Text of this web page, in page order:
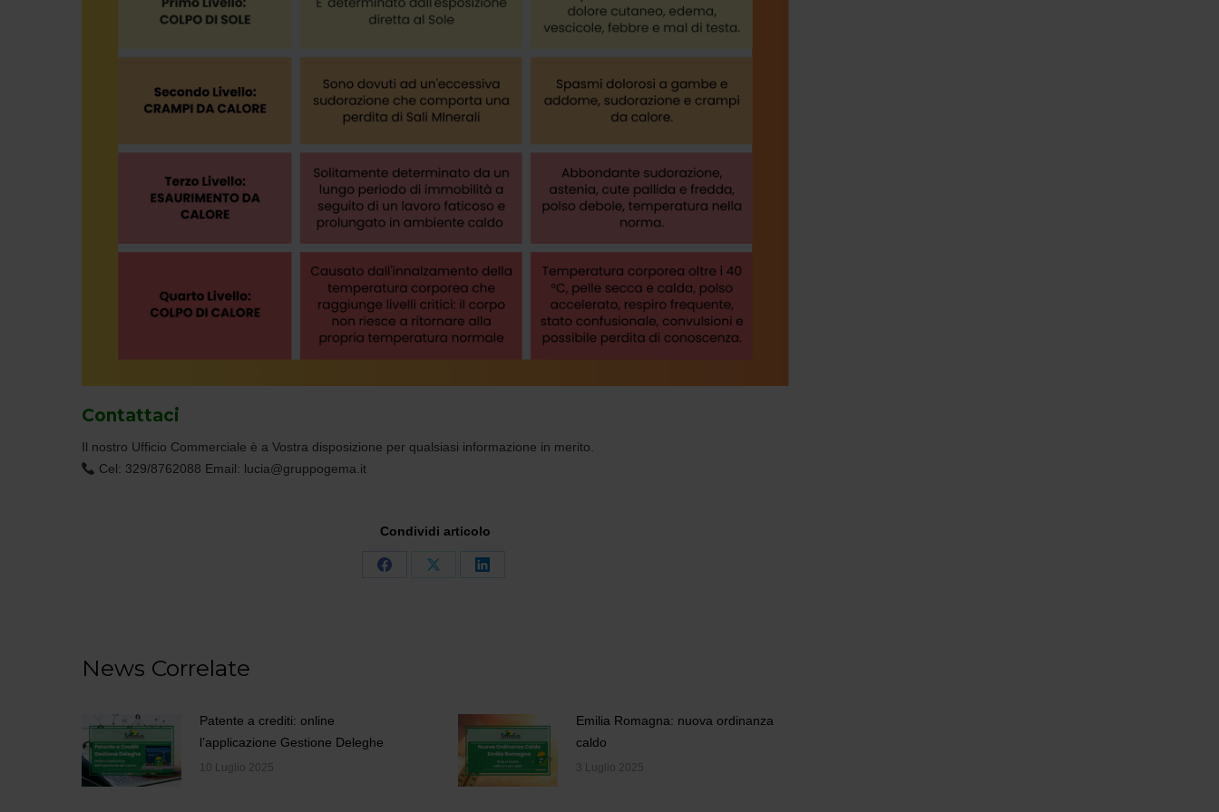
Contattaci
Il nostro Ufficio Commerciale è a Vostra disposizione per qualsiasi informazione in merito.
Cel: 329/8762088 Email: lucia@gruppogema.it
Condividi articolo
CondividiCondividiCondividi
News Correlate
Patente a crediti: online
l’applicazione Gestione Deleghe
10 Luglio 2025
Emilia Romagna: nuova ordinanza
caldo
3 Luglio 2025